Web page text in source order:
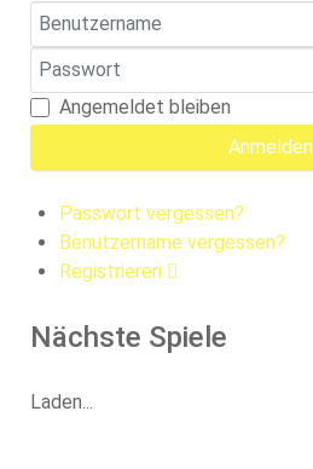
Benutzername
Passwort
Angemeldet bleiben
Anmelden
Passwort vergessen?
Benutzername vergessen?
Registrieren
Nächste Spiele
Laden...